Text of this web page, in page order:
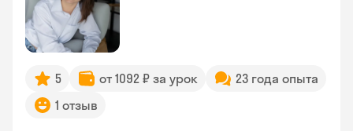
5 от 1092 ₽ за урок
23 года опыта
1 отзыв